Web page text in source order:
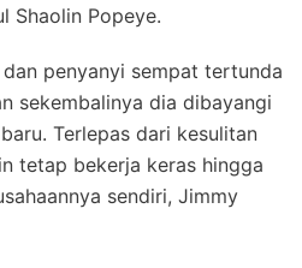
Shaolin Popeye.
penyanyi sempat tertunda
sekembalinya dia dibayangi
Terlepas dari kesulitan
tetap bekerja keras hingga
sendiri, Jimmy